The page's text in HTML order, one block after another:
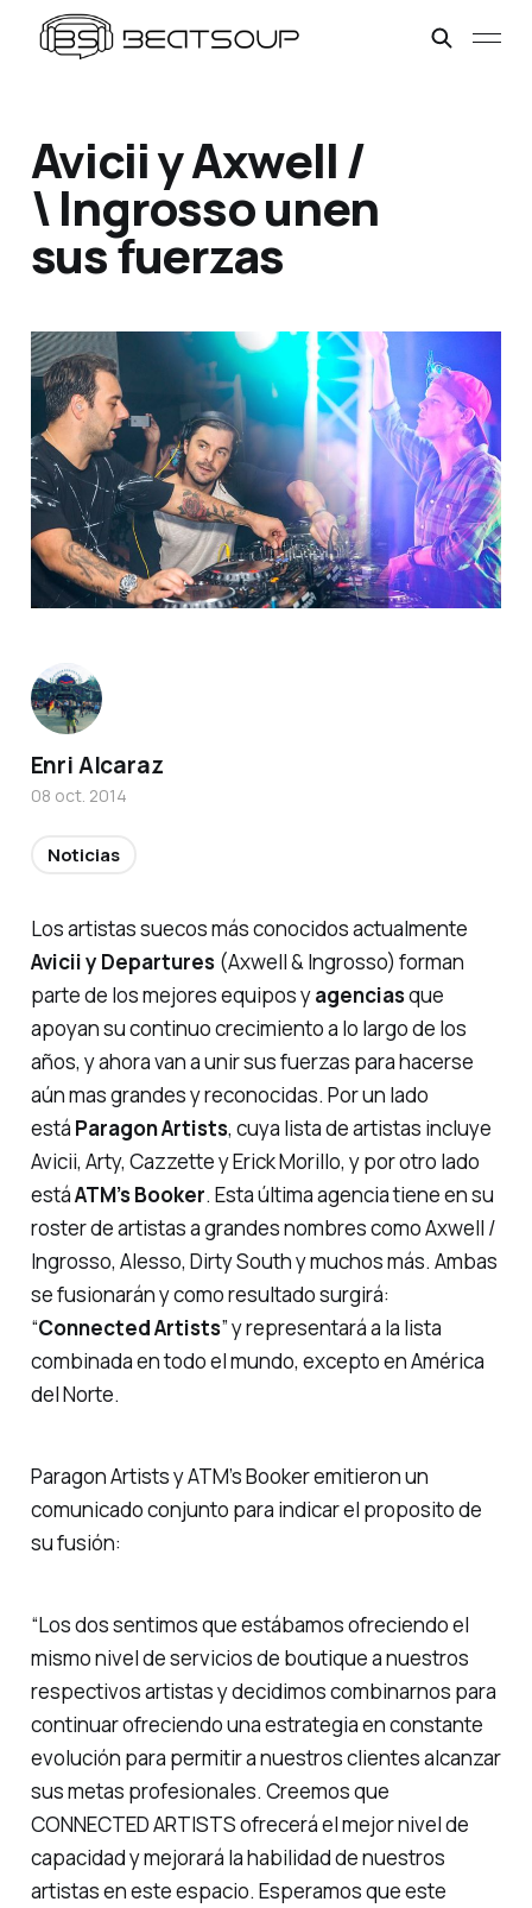
Avicii y Axwell /
\ Ingrosso unen
sus fuerzas
Los artistas suecos más conocidos actualmente
Avicii y Departures(Axwell & Ingrosso) forman
parte de los mejores equipos yagenciasque
apoyan su continuo crecimiento a lo largo de los
años, y ahora van a unir sus fuerzas para hacerse
aún mas grandes y reconocidas. Por un lado
está Paragon Artists, cuya lista de artistas incluye
Avicii, Arty, Cazzette y Erick Morillo, y por otro lado
estáATM’s Booker. Esta última agencia tiene en su
roster de artistas a grandes nombres como Axwell /
Ingrosso, Alesso, Dirty South y muchos más. Ambas
se fusionarán y como resultado surgirá:
“Connected Artists”y representará a la lista
combinada en todo el mundo, excepto en América
del Norte.
Paragon Artists y ATM’s Booker emitieron un
comunicado conjunto para indicar el proposito de
su fusión:
“Los dos sentimos que estábamos ofreciendo el
mismo nivel de servicios de boutique a nuestros
respectivos artistas y decidimos combinarnos para
continuar ofreciendo una estrategia en constante
evolución para permitir a nuestros clientes alcanzar
sus metas profesionales. Creemos que
CONNECTED ARTISTS ofrecerá el mejor nivel de
capacidad y mejorará la habilidad de nuestros
artistas en este espacio. Esperamos que este
Enri Alcaraz
08 oct. 2014
Noticias